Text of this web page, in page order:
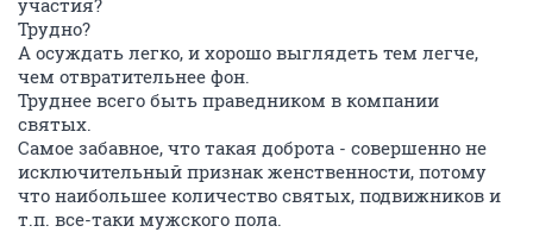
участия?
Трудно?
А осуждать легко, и хорошо выглядеть тем легче,
чем отвратительнее фон.
Труднее всего быть праведником в компании
святых.
Самое забавное, что такая доброта - совершенно не
исключительный признак женственности, потому
что наибольшее количество святых, подвижников и
т.п. все-таки мужского пола.